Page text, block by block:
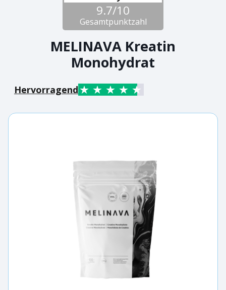
9.7/10
Gesamtpunktzahl
MELINAVA Kreatin
Monohydrat
Hervorragend